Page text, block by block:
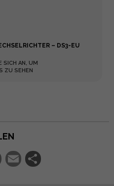
– DS3-EU
SICH AN, UM
ZU SEHEN
Twitter
Email